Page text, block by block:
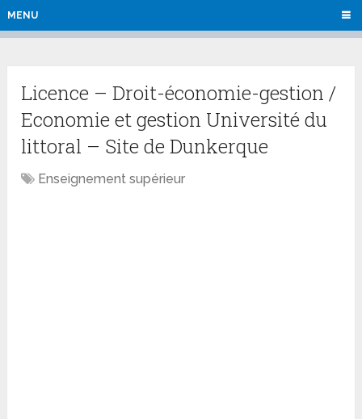
MENU
Licence – Droit-économie-gestion /
Economie et gestion Université du
littoral – Site de Dunkerque
Enseignement supérieur